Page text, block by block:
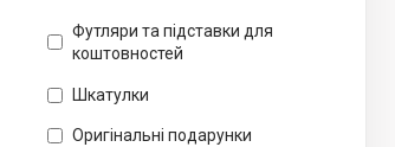
Футляри та підставки для
коштовностей
Шкатулки
Оригінальні подарунки